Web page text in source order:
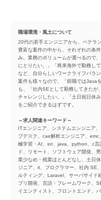
職場環境・風土について
20代の若手エンジニアから、ベテラ
豊富な案件の中から、それぞれの条
み。業務のボリュームが選べるので
にとりたい。」「将来海外で勤務し
など、自分らしいワークライフバラン
案件も様々なので、「前職ではJava
も、「社内SEとして勤務してきたが
チャレンジしたい。」「土日祝日休
をご紹介できるはずです。
～求人関連キーワード～
ITエンジニア、システムエンジニア
プデスク、cae解析エンジニア、
械学習・AI、iot、java、python、c
ド、リモート、ソフトウェア開発、
業少なめ・残業ほとんどなし、土日
ジニア、it、プログラマー、社内 SE
ルティング、Laravel、サーバサイド
プリ開発、言語・フレームワーク、
イエンティスト、フロントエンド、